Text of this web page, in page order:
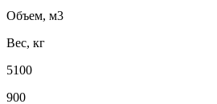
Объем, м3
Вес, кг
5100
900